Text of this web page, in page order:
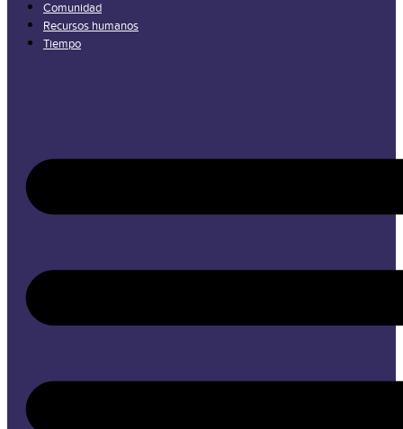
Comunidad
Recursos humanos
Tiempo